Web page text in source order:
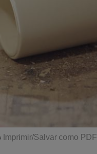
Imprimir/Salvar como PDF